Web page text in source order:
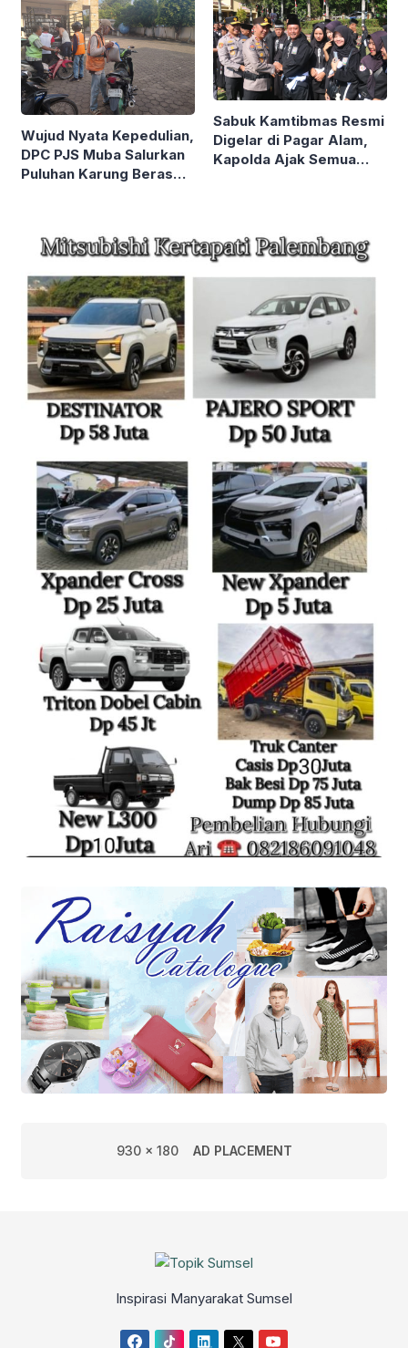
Wujud Nyata Kepedulian,
DPC PJS Muba Salurkan
Puluhan Karung Beras
Sabuk Kamtibmas Resmi
Digelar di Pagar Alam,
Kapolda Ajak Semua
930 x 180 AD PLACEMENT
Inspirasi Manyarakat Sumsel